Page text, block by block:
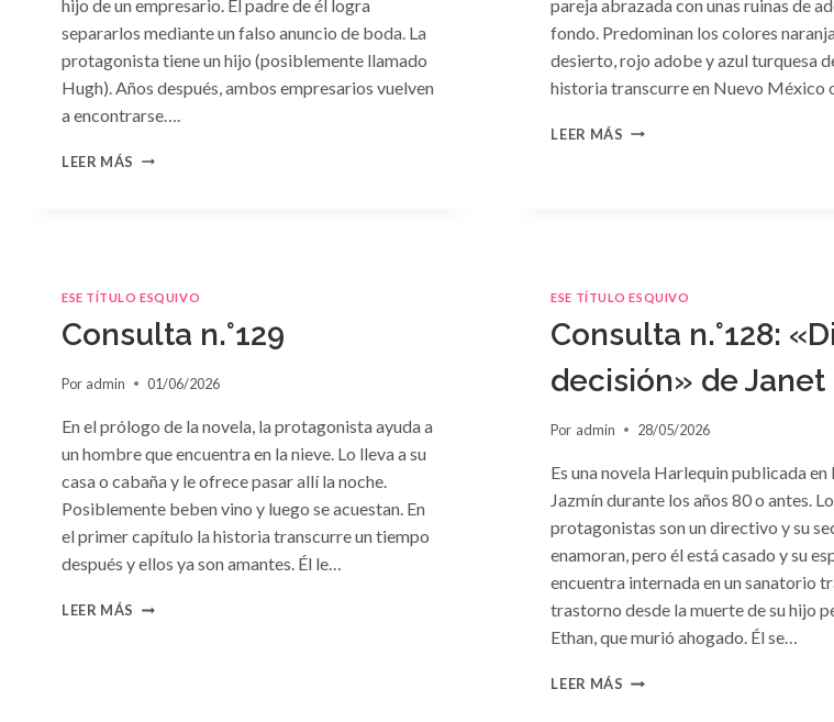
hijo de un empresario. El padre de él logra
separarlos mediante un falso anuncio de boda. La
protagonista tiene un hijo (posiblemente llamado
Hugh). Años después, ambos empresarios vuelven
a encontrarse….
LEER MÁS CONSULTA
pareja abrazada con unas ruinas de
fondo. Predominan los colores
desierto, rojo adobe y azul turquesa
historia transcurre en Nuevo México o
LEER MÁS CONSULTA
ESE TÍTULO ESQUIVO
Consulta n.°129
Por admin 01/06/2026
En el prólogo de la novela, la protagonista ayuda a
un hombre que encuentra en la nieve. Lo lleva a su
casa o cabaña y le ofrece pasar allí la noche.
Posiblemente beben vino y luego se acuestan. En
el primer capítulo la historia transcurre un tiempo
después y ellos ya son amantes. Él le…
LEER MÁS CONSULTA
ESE TÍTULO ESQUIVO
Consulta n.°128:
decisión» de Janet
Por admin 28/05/2026
Es una novela Harlequin publicada en
Jazmín durante los años 80 o antes.
protagonistas son un directivo y su
enamoran, pero él está casado y su
encuentra internada en un sanatorio
trastorno desde la muerte de su hijo
Ethan, que murió ahogado. Él se…
LEER MÁS CONSULTA